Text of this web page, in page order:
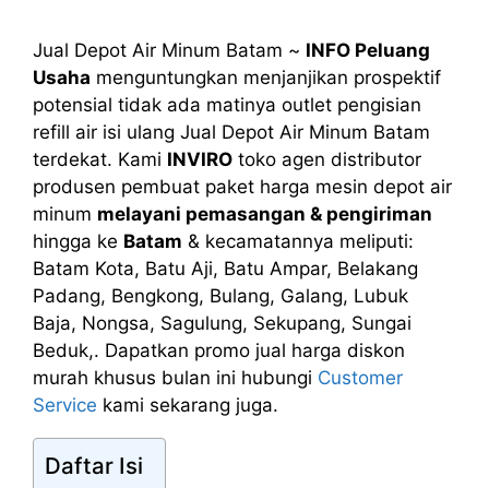
Jual Depot Air Minum Batam ~ INFO Peluang
Usaha menguntungkan menjanjikan prospektif
potensial tidak ada matinya outlet pengisian
refill air isi ulang Jual Depot Air Minum Batam
terdekat. Kami INVIRO toko agen distributor
produsen pembuat paket harga mesin depot air
minum melayani pemasangan & pengiriman
hingga ke Batam & kecamatannya meliputi:
Batam Kota, Batu Aji, Batu Ampar, Belakang
Padang, Bengkong, Bulang, Galang, Lubuk
Baja, Nongsa, Sagulung, Sekupang, Sungai
Beduk,. Dapatkan promo jual harga diskon
murah khusus bulan ini hubungi Customer
Service kami sekarang juga.
Daftar Isi